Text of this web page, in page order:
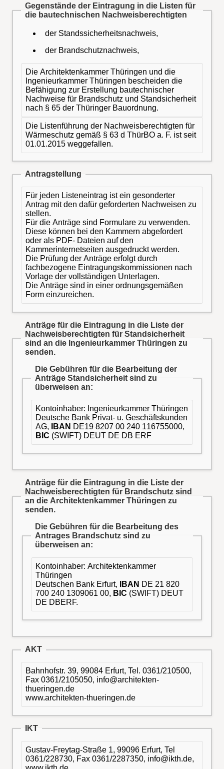
Gegenstände der Eintragung in die Listen für
die bautechnischen Nachweisberechtigten
der Standssicherheitsnachweis,
der Brandschutznachweis,
Die Architektenkammer Thüringen und die
Ingenieurkammer Thüringen bescheiden die
Befähigung zur Erstellung bautechnischer
Nachweise für Brandschutz und Standsicherheit
nach § 65 der Thüringer Bauordnung.
Die Listenführung der Nachweisberechtigten für
Wärmeschutz gemäß § 63 d ThürBO a. F. ist seit
01.01.2015 weggefallen.
Antragstellung
Für jeden Listeneintrag ist ein gesonderter
Antrag mit den dafür geforderten Nachweisen zu
stellen.
Für die Anträge sind Formulare zu verwenden.
Diese können bei den Kammern abgefordert
oder als PDF- Dateien auf den
Kammerinternetseiten ausgedruckt werden.
Die Prüfung der Anträge erfolgt durch
fachbezogene Eintragungskommissionen nach
Vorlage der vollständigen Unterlagen.
Die Anträge sind in einer ordnungsgemäßen
Form einzureichen.
Anträge für die Eintragung in die Liste der
Nachweisberechtigten für Standsicherheit
sind an die Ingenieurkammer Thüringen zu
senden.
Die Gebühren für die Bearbeitung der
Anträge Standsicherheit sind zu
überweisen an:
Kontoinhaber: Ingenieurkammer Thüringen
Deutsche Bank Privat- u. Geschäftskunden
AG,
IBAN DE19 8207 00 240 116755000,
BIC (SWIFT) DEUT DE DB ERF
Anträge für die Eintragung in die Liste der
Nachweisberechtigten für Brandschutz sind
an die Architektenkammer Thüringen zu
senden.
Die Gebühren für die Bearbeitung des
Antrages Brandschutz sind zu
überweisen an:
Kontoinhaber: Architektenkammer
Thüringen
Deutschen Bank Erfurt,
IBAN DE 21 820
700 240 1309061 00, BIC (SWIFT) DEUT
DE DBERF.
AKT
Bahnhofstr. 39, 99084 Erfurt, Tel. 0361/210500,
Fax 0361/2105050, info@architekten-
thueringen.de
www.architekten-thueringen.de
IKT
Gustav-Freytag-Straße 1, 99096 Erfurt, Tel
0361/228730, Fax 0361/2287350, info@ikth.de,